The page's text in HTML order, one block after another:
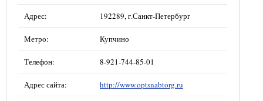
Адрес: 192289, г.Санкт-Петербург
Метро: Купчино
Телефон: 8-921-744-85-01
Адрес сайта: http://www.optsnabtorg.ru